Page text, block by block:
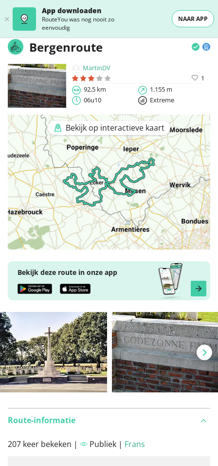
App downloaden
RouteYou was nog nooit zo
eenvoudig
NAAR APP
Bergenroute
MartinDV
1
92,5 km
1.155 m
06u10
Extreme
Bekijk op interactieve kaart
Bekijk deze route in onze app
Route-informatie
207 keer bekeken | Publiek | Frans